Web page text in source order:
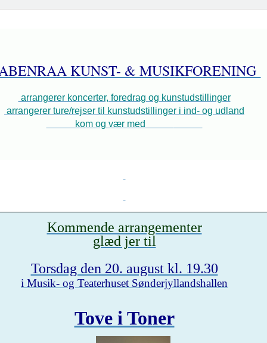
KUNST- & MUSIKFORENING
arrangerer koncerter, foredrag og kunstudstillinger
arrangerer ture/rejser til kunstudstillinger i ind- og udland
kom og vær med
Kommende arrangementer
glæd jer til
Torsdag den 20. august kl. 19.30
i Musik- og Teaterhuset Sønderjyllandshallen
Tove i Toner